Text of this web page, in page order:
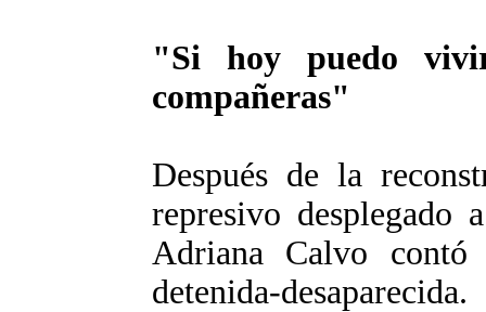
"Si hoy puedo
compañeras"
Después de la
represivo desplegado
Adriana Calvo contó
detenida-desaparecida.